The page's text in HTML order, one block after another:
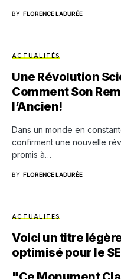
BY FLORENCE LADURÉE
ACTUALITÉS
Une Révolution
Comment Son
l’Ancien!
Dans un monde en
confirment une nouvelle
promis à…
BY FLORENCE LADURÉE
ACTUALITÉS
Voici un titre
optimisé pour le